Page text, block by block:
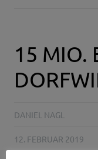
15 MIO.
DANIEL NAGL
12. FEBRUAR 2019